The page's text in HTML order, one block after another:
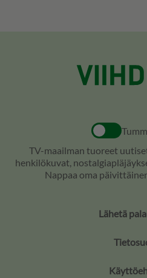
TV-maailman tuoreet
henkilökuvat,
Nappaa oma
Lähetä